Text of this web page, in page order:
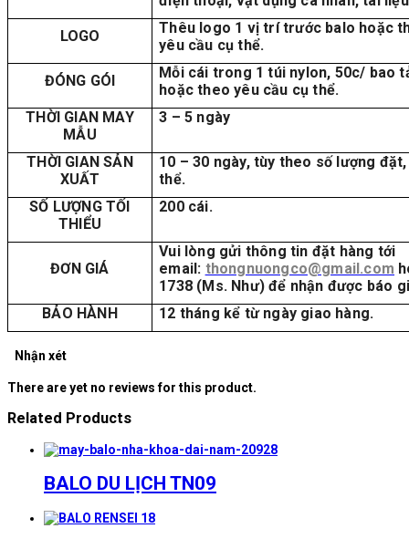
LOGO
Thêu logo 1 vị trí trước balo hoặc
yêu cầu cụ thể.
ĐÓNG GÓI
Mỗi cái trong 1 túi nylon, 50c/ bao
hoặc theo yêu cầu cụ thể.
THỜI GIAN MAY
MẪU
3 – 5 ngày
THỜI GIAN SẢN
XUẤT
10 – 30 ngày, tùy theo số lượng
thể.
SỐ LƯỢNG TỐI
THIỂU
200 cái.
ĐƠN GIÁ
Vui lòng gửi thông tin đặt hàng tới
email: thongnuongco@gmail.com
1738 (Ms. Như) để nhận được báo
BẢO HÀNH
12 tháng kể từ ngày giao hàng.
Nhận xét
There are yet no reviews for this product.
Related Products
BALO DU LỊCH TN09